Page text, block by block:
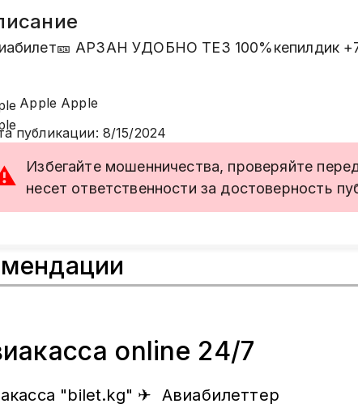
АРЗАН УДОБНО ТЕЗ 100%кепилдик
Apple Apple
публикации: 8/15/2024
Избегайте мошенничества, проверяйте
несет ответственности за достоверность
online 24/7
"bilet.kg" ✈ Авиабилеттер